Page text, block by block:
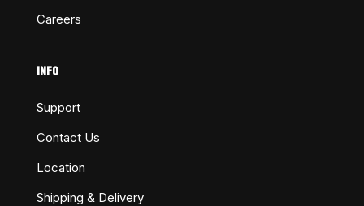
Careers
INFO
Support
Contact Us
Location
Shipping & Delivery